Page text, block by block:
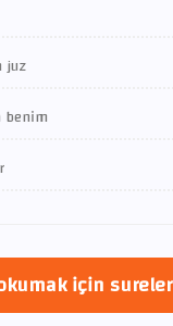
juz
için sureler